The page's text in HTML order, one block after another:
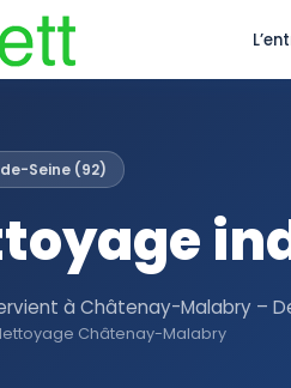
Seine (92)
à Châtenay-Malabry –
Châtenay-Malabry